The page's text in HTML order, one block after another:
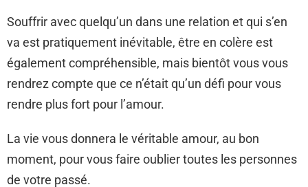
Souffrir avec quelqu’un dans une relation et qui s’en
va est pratiquement inévitable, être en colère est
également compréhensible, mais bientôt vous vous
rendrez compte que ce n’était qu’un défi pour vous
rendre plus fort pour l’amour.
La vie vous donnera le véritable amour, au bon
moment, pour vous faire oublier toutes les personnes
de votre passé.